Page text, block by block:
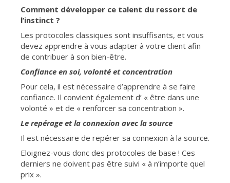
Comment développer ce talent du ressort de
l’instinct ?
Les protocoles classiques sont insuffisants, et vous
devez apprendre à vous adapter à votre client afin
de contribuer à son bien-être.
Confiance en soi, volonté et concentration
Pour cela, il est nécessaire d’apprendre à se faire
confiance. Il convient également d’ « être dans une
volonté » et de « renforcer sa concentration ».
Le repérage et la connexion avec la source
Il est nécessaire de repérer sa connexion à la source.
Eloignez-vous donc des protocoles de base ! Ces
derniers ne doivent pas être suivi « à n’importe quel
prix ».